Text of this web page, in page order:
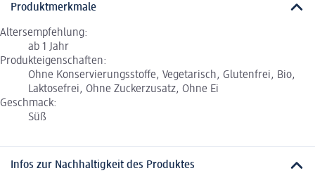
Produktmerkmale
Altersempfehlung:
ab 1 Jahr
Produkteigenschaften:
Ohne Konservierungsstoffe, Vegetarisch, Glutenfrei, Bio,
Laktosefrei, Ohne Zuckerzusatz, Ohne Ei
Geschmack:
Süß
Infos zur Nachhaltigkeit des Produktes